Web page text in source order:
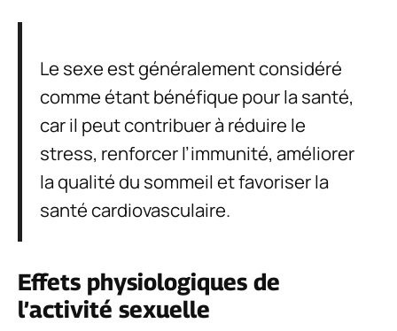
Le sexe est généralement considéré
comme étant bénéfique pour la santé,
car il peut contribuer à réduire le
stress, renforcer l’immunité, améliorer
la qualité du sommeil et favoriser la
santé cardiovasculaire.
Effets physiologiques de
l’activité sexuelle